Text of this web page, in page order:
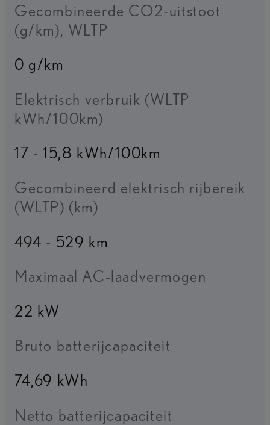
Gecombineerde CO2-uitstoot
(g/km), WLTP
0 g/km
Elektrisch verbruik (WLTP
kWh/100km)
17 - 15,8 kWh/100km
Gecombineerd elektrisch rijbereik
(WLTP) (km)
494 - 529 km
Maximaal AC-laadvermogen
22 kW
Bruto batterijcapaciteit
74,69 kWh
Netto batterijcapaciteit